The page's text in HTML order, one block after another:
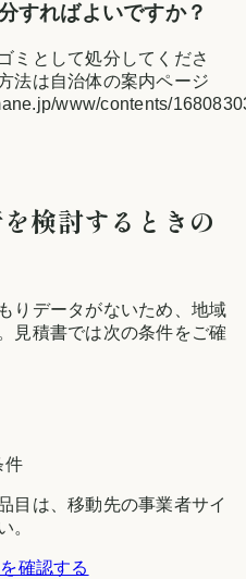
すればよいですか？
ミとして処分してくださ
法は自治体の案内ページ
www/contents/
検討するときの
りデータがないため、地域
見積書では次の条件をご確
件
目は、移動先の事業者サイ
。
確認する